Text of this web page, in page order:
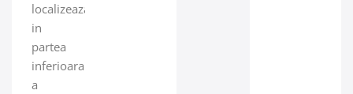
localizeaza
in
partea
inferioara
a